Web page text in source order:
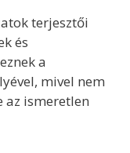
terjesztői
és
a
mivel nem
az ismeretlen